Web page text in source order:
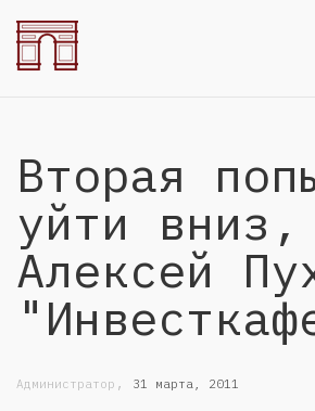
Вторая
уйти
Алексей
Администратор , 31 марта, 2011